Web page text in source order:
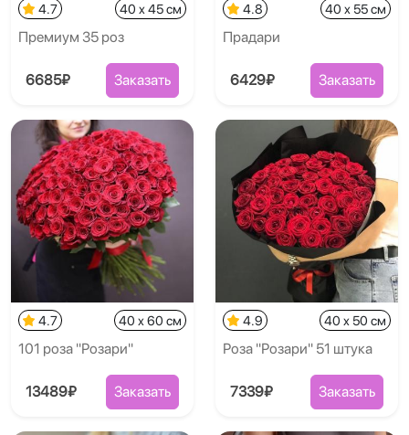
4.7 40 x 45 см
Премиум 35 роз
6685₽ Заказать
4.8 40 x 55 см
Прадари
6429₽ Заказать
4.7 40 x 60 см
101 роза "Розари"
13489₽ Заказать
4.9 40 x 50 см
Роза "Розари" 51 штука
7339₽ Заказать